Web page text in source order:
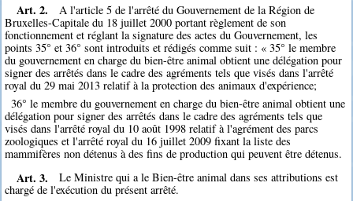
Art. 2.
A l'article 5 de l'arrêté du Gouvernement de la Région de
Bruxelles-Capitale du 18 juillet 2000 portant règlement de son
fonctionnement et réglant la signature des actes du Gouvernement, les
points 35° et 36° sont introduits et rédigés comme suit : « 35° le membre
du gouvernement en charge du bien-être animal obtient une délégation pour
signer des arrêtés dans le cadre des agréments tels que visés dans l'arrêté
royal du 29 mai 2013 relatif à la protection des animaux d'expérience;
36° le membre du gouvernement en charge du bien-être animal obtient une
délégation pour signer des arrêtés dans le cadre des agréments tels que
visés dans l'arrêté royal du 10 août 1998 relatif à l'agrément des parcs
zoologiques et l'arrêté royal du 16 juillet 2009 fixant la liste des
mammifères non détenus à des fins de production qui peuvent être détenus.
Art. 3.
Le Ministre qui a le Bien-être animal dans ses attributions est
chargé de l'exécution du présent arrêté.